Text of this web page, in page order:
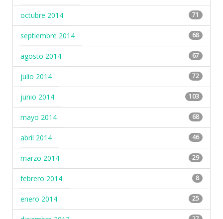
octubre 2014 71
septiembre 2014 68
agosto 2014 67
julio 2014 72
junio 2014 103
mayo 2014 68
abril 2014 46
marzo 2014 29
febrero 2014 8
enero 2014 25